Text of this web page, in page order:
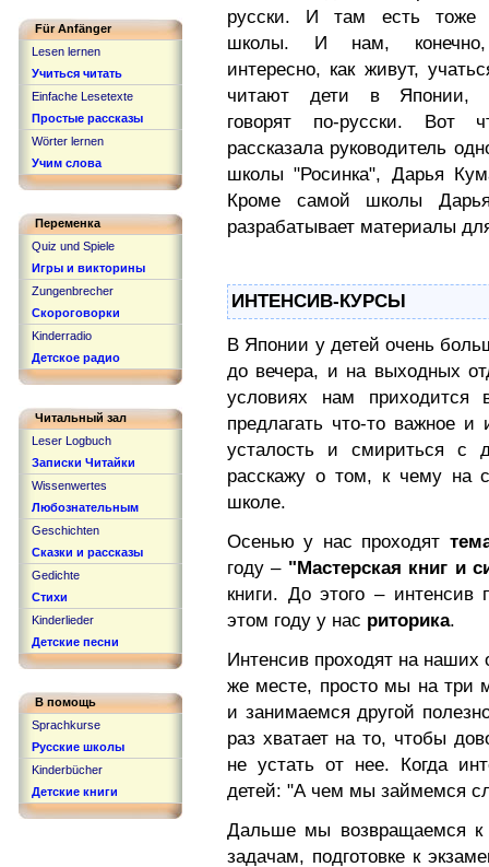
русски. И там есть тоже
школы. И нам,
интересно, как живут,
читают дети в Японии,
говорят по-русски. Вот
рассказала руководитель
школы "Росинка", Дарья
Кроме самой школы Дарья
разрабатывает материалы
ИНТЕНСИВ-КУРСЫ
В Японии у детей очень
до вечера, и на выходных
условиях нам приходится
предлагать что-то важное и
усталость и смириться с
расскажу о том, к чему на
школе.
Осенью у нас проходят
году – "Мастерская книг и
книги. До этого – интенсив
этом году у нас риторика.
Интенсив проходят на
же месте, просто мы на три
и занимаемся другой
раз хватает на то, чтобы
не устать от нее. Когда
детей: "А чем мы займемся
Дальше мы возвращаемся к
задачам, подготовке к
Für Anfänger
Lesen lernen
Учиться читать
Einfache Lesetexte
Простые рассказы
Wörter lernen
Учим слова
Переменка
Quiz und Spiele
Игры и викторины
Zungenbrecher
Скороговорки
Kinderradio
Детское радио
Читальный зал
Leser Logbuch
Записки Читайки
Wissenwertes
Любознательным
Geschichten
Сказки и рассказы
Gedichte
Стихи
Kinderlieder
Детские песни
В помощь
Sprachkurse
Русские школы
Kinderbücher
Детские книги